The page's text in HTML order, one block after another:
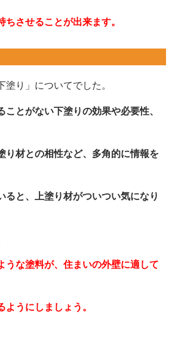
させることが出来ます。
り」についてでした。
ことがない下塗りの効果や必要性、
り材との相性など、多角的に情報を
ると、上塗り材がついつい気になり
うな塗料が、住まいの外壁に適して
ようにしましょう。